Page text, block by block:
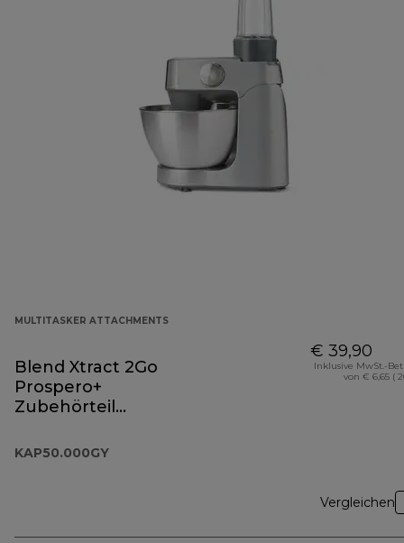
MULTITASKER ATTACHMENTS
Blend Xtract 2Go
Prospero+
Zubehörteil
KAP50.000GY
€ 39,90
Inklusive MwSt.-
von € 6,65 (
Vergleichen